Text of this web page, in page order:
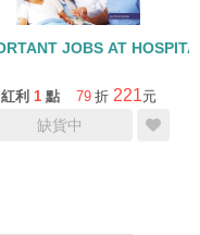
JOBS AT
紅利 1 點 79 折 221元
缺貨中